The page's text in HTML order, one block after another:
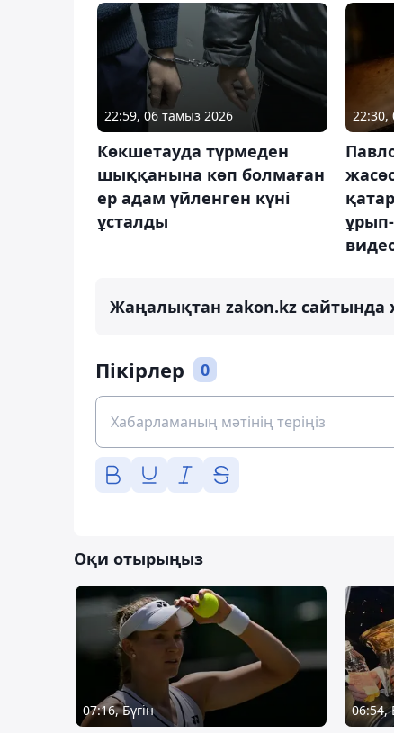
22:59, 06 тамыз 2026
Көкшетауда түрмеден
шыққанына көп болмаған
ер адам үйленген күні
ұсталды
22:30,
Жаңалықтан zakon.kz сайтында
Пікірлер 0
Оқи отырыңыз
07:16, Бүгін 06:54,